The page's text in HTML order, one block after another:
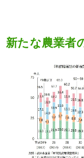
新たな農業者